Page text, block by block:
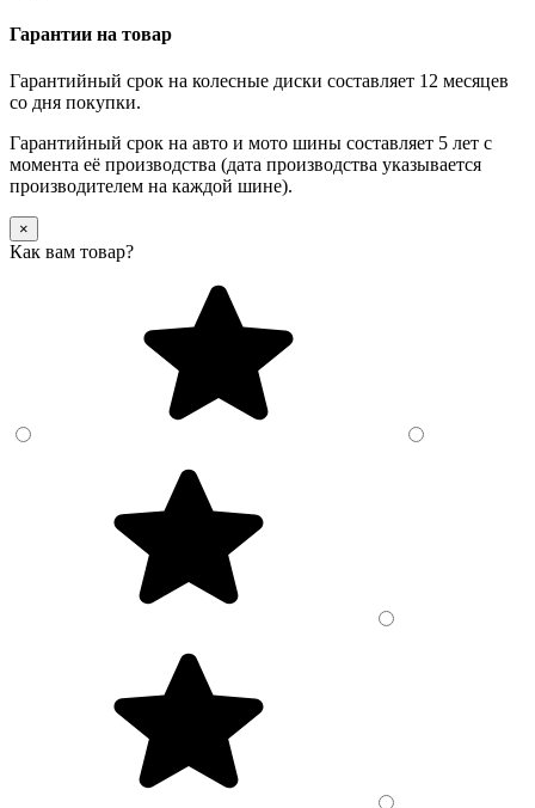
Гарантии на товар
Гарантийный срок на колесные диски составляет 12 месяцев
со дня покупки.
Гарантийный срок на авто и мото шины составляет 5 лет с
момента её производства (дата производства указывается
производителем на каждой шине).
×
Как вам товар?